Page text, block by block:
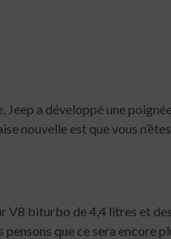
a développé une
nouvelle est que vous
V8 biturbo de 4,4 litres et
que ce sera encore